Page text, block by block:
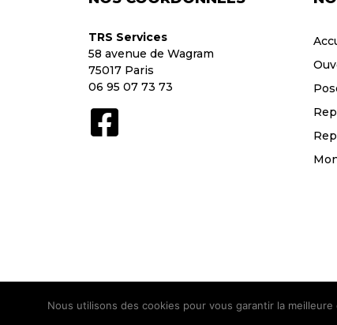
TRS Services
58 avenue de Wagram
75017 Paris
06 95 07 73 73
Nous utilisons des cookies pour vous garantir la